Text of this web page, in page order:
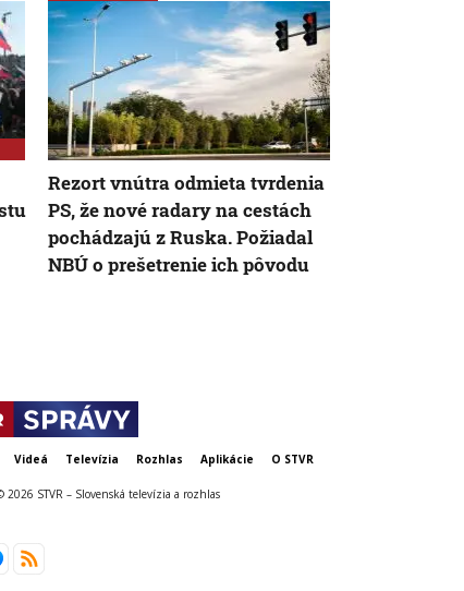
Rezort vnútra odmieta tvrdenia
PS, že nové radary na cestách
pochádzajú z Ruska. Požiadal
NBÚ o prešetrenie ich pôvodu
Videá Televízia Rozhlas Aplikácie O STVR
2026 STVR – Slovenská televízia a rozhlas